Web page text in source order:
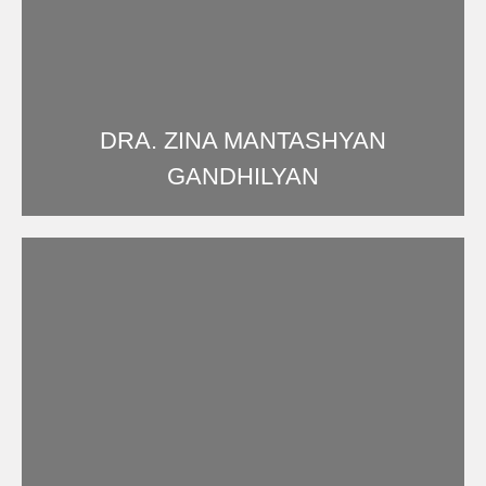
DRA. ZINA MANTASHYAN
GANDHILYAN